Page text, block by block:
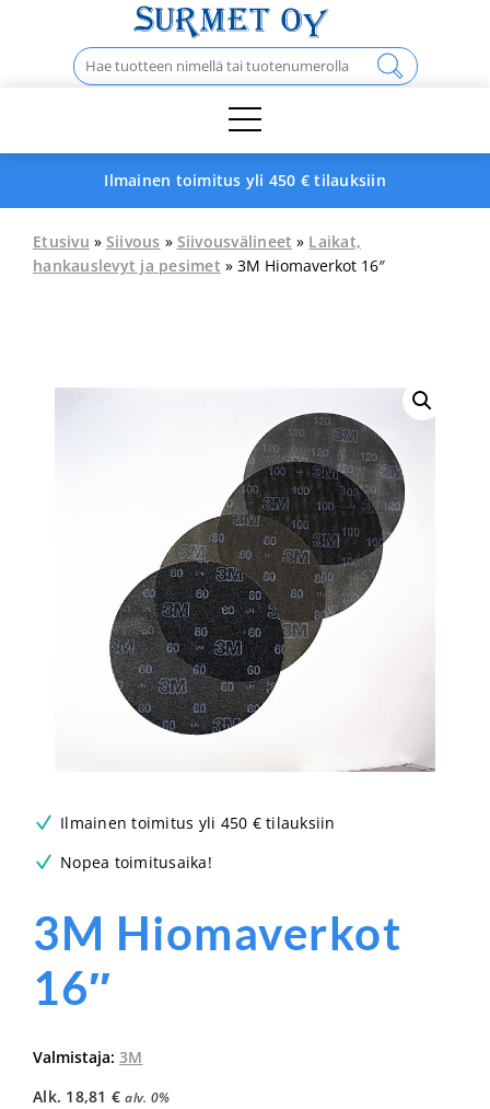
Haku:
Ilmainen toimitus yli 450 € tilauksiin
Etusivu » Siivous » Siivousvälineet » Laikat,
hankauslevyt ja pesimet » 3M Hiomaverkot 16″
Ilmainen toimitus yli 450 € tilauksiin
Nopea toimitusaika!
3M Hiomaverkot
16″
Valmistaja: 3M
Alk. 18,81 € alv. 0%